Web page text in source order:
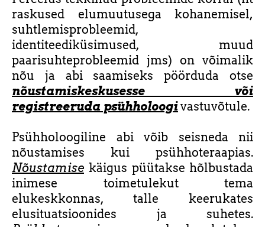
raskused elumuutusega kohanemisel,
suhtlemisprobleemid,
identiteediküsimused, muud
paarisuhteprobleemid jms) on võimalik
nõu ja abi saamiseks pöörduda otse
nõustamiskeskusesse või
registreeruda psühholoogivastuvõtule.
Psühholoogiline abi võib seisneda nii
nõustamises kui psühhoteraapias.
Nõustamise käigus püütakse hõlbustada
inimese toimetulekut tema
elukeskkonnas, talle keerukates
elusituatsioonides ja suhetes.